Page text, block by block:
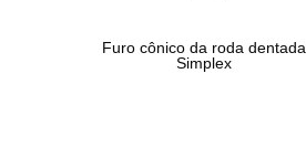
Furo cônico da roda dentada
Simplex